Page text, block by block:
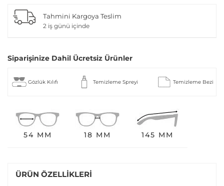
Tahmini Kargoya Teslim
2 iş günü içinde
Siparişinize Dahil Ücretsiz Ürünler
Gözlük Kılıfı Temizleme Spreyi Temizleme Bezi
54 MM 18 MM 145 MM
ÜRÜN ÖZELLIKLERI